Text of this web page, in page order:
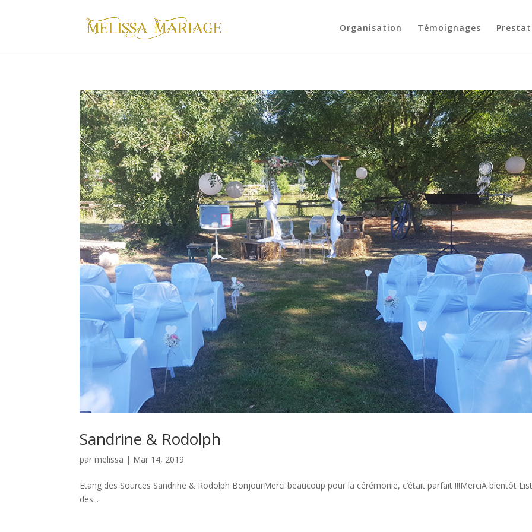
Organisation Témoignages
Sandrine & Rodolph
parmelissa | Mar 14, 2019
Etang des Sources Sandrine & Rodolph BonjourMerci beaucoup pour la cérémonie, c’était parfait !!!MerciA bientôt
des...